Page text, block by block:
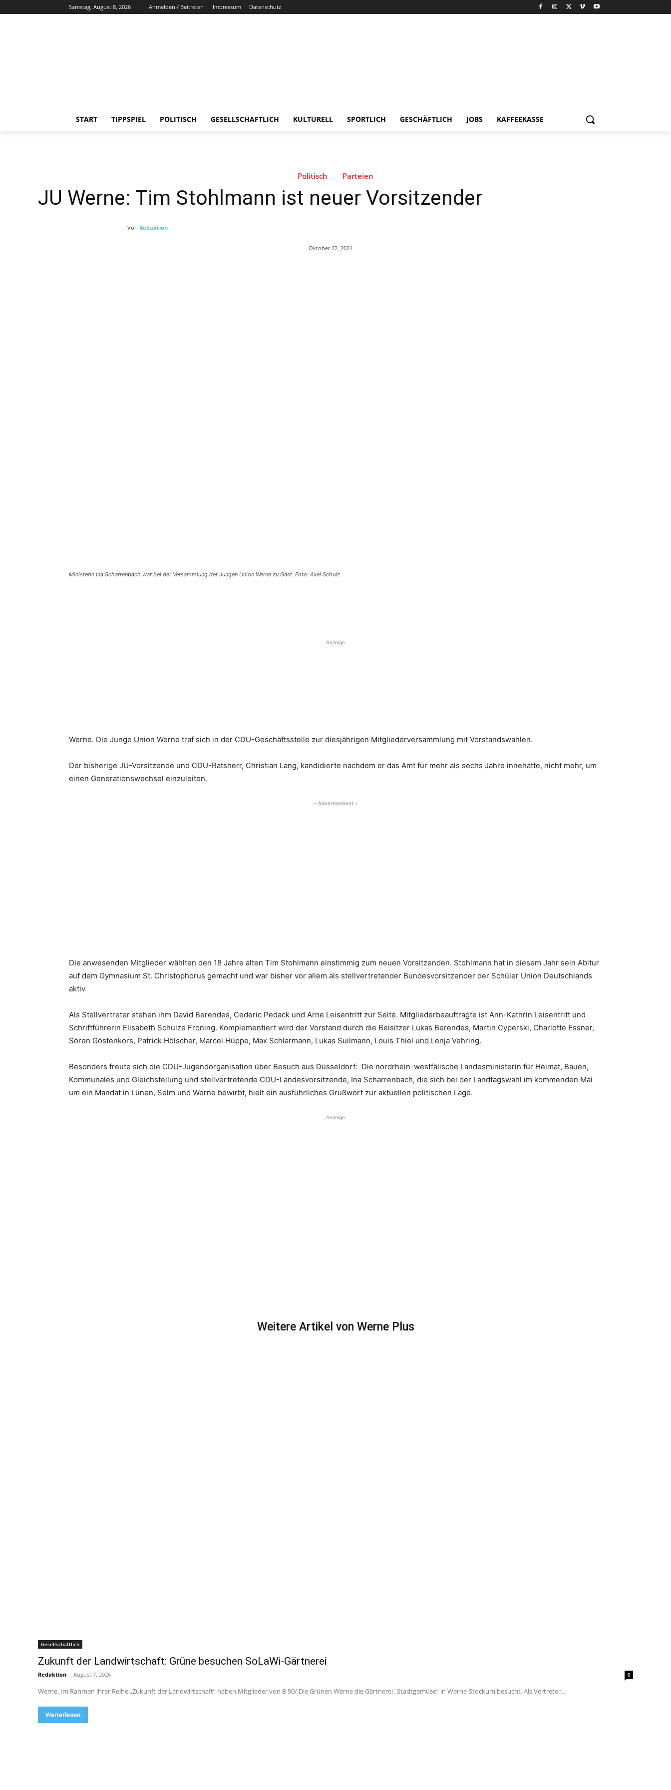
Samstag, August 8, 2026 Anmelden / Beitreten Impressum Datenschutz
START TIPPSPIEL POLITISCH GESELLSCHAFTLICH KULTURELL SPORTLICH GESCHÄFTLICH JOBS KAFFEEKASSE
Politisch Parteien
JU Werne: Tim Stohlmann ist neuer Vorsitzender
Von Redaktion
Oktober 22, 2021
Ministerin Ina Scharrenbach war bei der Versammlung der Jungen Union Werne zu Gast. Foto: Axel Schulz
Anzeige
Werne. Die Junge Union Werne traf sich in der CDU-Geschäftsstelle zur diesjährigen Mitgliederversammlung mit Vorstandswahlen.
Der bisherige JU-Vorsitzende und CDU-Ratsherr, Christian Lang, kandidierte nachdem er das Amt für mehr als sechs Jahre innehatte, nicht mehr, um
einen Generationswechsel einzuleiten.
- Advertisement -
Die anwesenden Mitglieder wählten den 18 Jahre alten Tim Stohlmann einstimmig zum neuen Vorsitzenden. Stohlmann hat in diesem Jahr sein Abitur
auf dem Gymnasium St. Christophorus gemacht und war bisher vor allem als stellvertretender Bundesvorsitzender der Schüler Union Deutschlands
aktiv.
Als Stellvertreter stehen ihm David Berendes, Cederic Pedack und Arne Leisentritt zur Seite. Mitgliederbeauftragte ist Ann-Kathrin Leisentritt und
Schriftführerin Elisabeth Schulze Froning. Komplementiert wird der Vorstand durch die Beisitzer Lukas Berendes, Martin Cyperski, Charlotte Essner,
Sören Göstenkors, Patrick Hölscher, Marcel Hüppe, Max Schlarmann, Lukas Suilmann, Louis Thiel und Lenja Vehring.
Besonders freute sich die CDU-Jugendorganisation über Besuch aus Düsseldorf: Die nordrhein-westfälische Landesministerin für Heimat, Bauen,
Kommunales und Gleichstellung und stellvertretende CDU-Landesvorsitzende, Ina Scharrenbach, die sich bei der Landtagswahl im kommenden Mai
um ein Mandat in Lünen, Selm und Werne bewirbt, hielt ein ausführliches Grußwort zur aktuellen politischen Lage.
Anzeige
Weitere Artikel von Werne Plus
Gesellschaftlich
Zukunft der Landwirtschaft: Grüne besuchen SoLaWi-Gärtnerei
Redaktion - August 7, 2026 0
Werne. Im Rahmen ihrer Reihe „Zukunft der Landwirtschaft“ haben Mitglieder von B 90/ Die Grünen Werne die Gärtnerei „Stadtgemüse“ in Werne-Stockum besucht. Als Vertreter...
Weiterlesen